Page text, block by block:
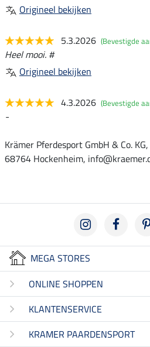
Origineel bekijken
5.3.2026 (Bevestigde
Heel mooi. #
Origineel bekijken
4.3.2026 (Bevestigde
-
Krämer Pferdesport GmbH & Co.
68764 Hockenheim,
MEGA STORES
ONLINE SHOPPEN
KLANTENSERVICE
KRAMER PAARDENSPORT